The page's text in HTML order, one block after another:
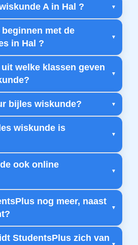
A in Hal ?
met de
in Hal ?
welke klassen geven
bijles wiskunde?
wiskunde is
ook online
nog meer, naast
StudentsPlus zich van